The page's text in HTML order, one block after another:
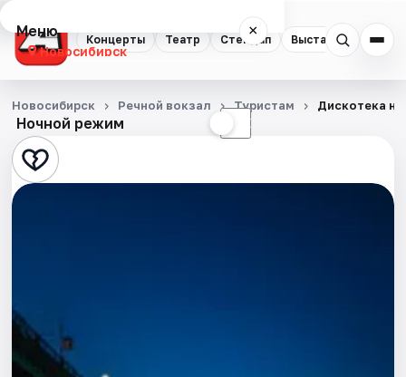
Концерты Театр Стендап Выставки
Меню ×
Новосибирск
Концерты
Театр
Стендап
Спорт
Ночной режим ☾
Новосибирск Речной вокзал Туристам Дискотека